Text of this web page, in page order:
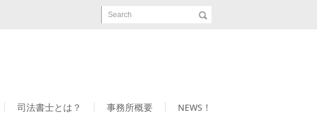
Search
司法書士とは？ 事務所概要 NEWS！